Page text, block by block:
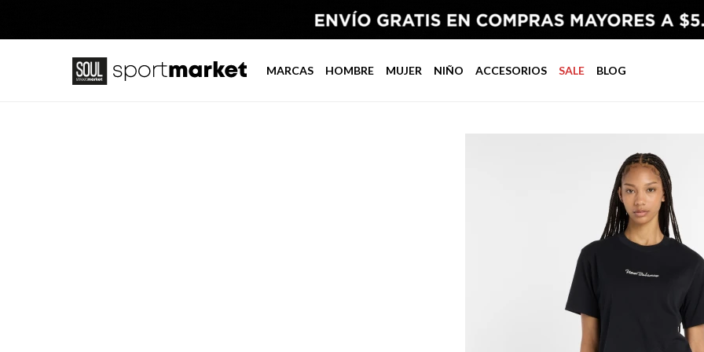
MARCAS HOMBRE MUJER NIÑO ACCESORIOS SALE BLOG